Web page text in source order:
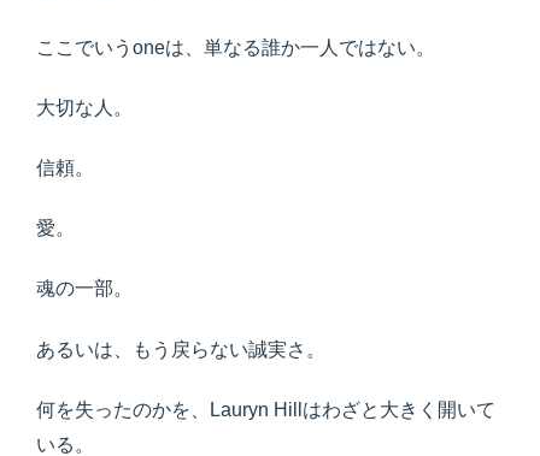
ここでいうoneは、単なる誰か一人ではない。
大切な人。
信頼。
愛。
魂の一部。
あるいは、もう戻らない誠実さ。
何を失ったのかを、Lauryn Hillはわざと大きく開いて
いる。